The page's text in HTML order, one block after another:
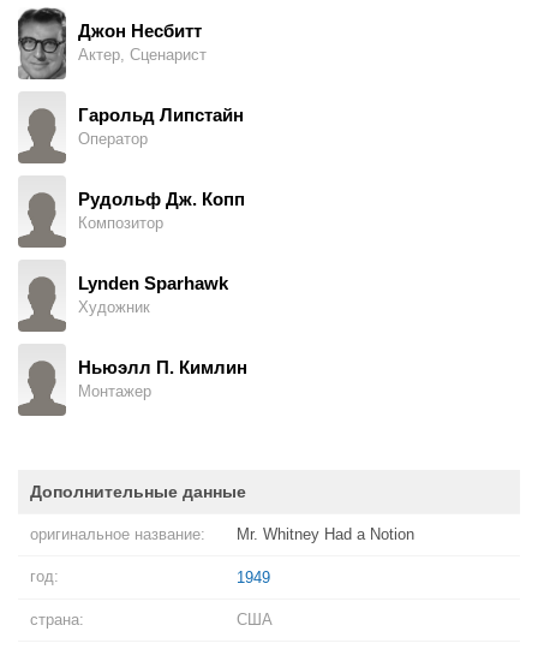
Джон Несбитт
Актер, Сценарист
Гарольд Липстайн
Оператор
Рудольф Дж. Копп
Композитор
Lynden Sparhawk
Художник
Ньюэлл П. Кимлин
Монтажер
Дополнительные данные
оригинальное название: Mr. Whitney Had a Notion
год: 1949
страна: США